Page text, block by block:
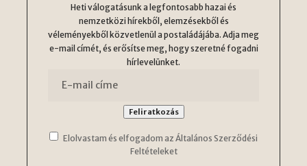
Heti válogatásunk a legfontosabb hazai és
nemzetközi hírekből, elemzésekből és
véleményekből közvetlenül a postaládájába. Adja meg
e-mail címét, és erősítse meg, hogy szeretné fogadni
hírlevelünket.
Elolvastam és elfogadom az Általános Szerződési
Feltételeket